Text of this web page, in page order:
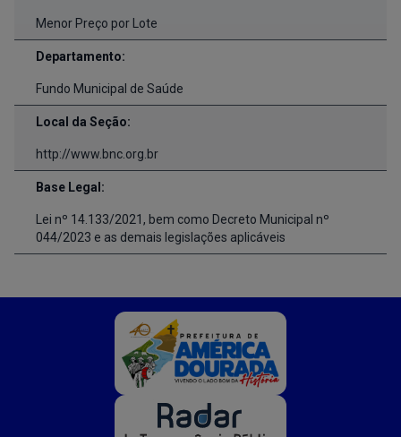
Menor Preço por Lote
Departamento:
Fundo Municipal de Saúde
Local da Seção:
http://www.bnc.org.br
Base Legal:
Lei nº 14.133/2021, bem como Decreto Municipal nº
044/2023 e as demais legislações aplicáveis